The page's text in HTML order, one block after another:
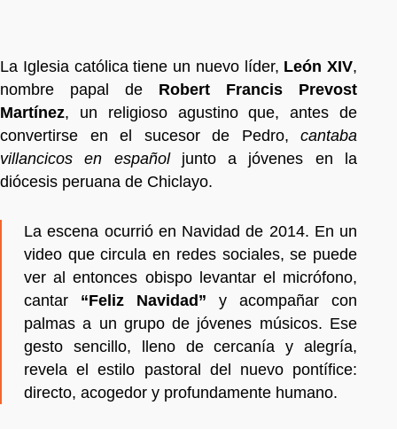
La Iglesia católica tiene un nuevo líder, León XIV,
nombre papal de Robert Francis Prevost
Martínez, un religioso agustino que, antes de
convertirse en el sucesor de Pedro, cantaba
villancicos en españoljunto a jóvenes en la
diócesis peruana de Chiclayo.
La escena ocurrió en Navidad de 2014. En un
video que circula en redes sociales, se puede
ver al entonces obispo levantar el micrófono,
cantar “Feliz Navidad” y acompañar con
palmas a un grupo de jóvenes músicos. Ese
gesto sencillo, lleno de cercanía y alegría,
revela el estilo pastoral del nuevo pontífice:
directo, acogedor y profundamente humano.